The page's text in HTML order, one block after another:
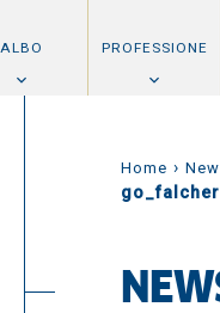
ALBO PROFESSIONE
Home ›